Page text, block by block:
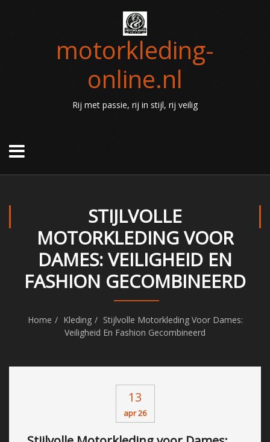
motorkleding-
online.nl
Rij met passie, rij in stijl, rij veilig
STIJLVOLLE
MOTORKLEDING VOOR
DAMES: VEILIGHEID EN
FASHION GECOMBINEERD
Home Kleding
Stijlvolle Motorkleding Voor Dames:
Veiligheid En Fashion Gecombineerd
13
apr 26